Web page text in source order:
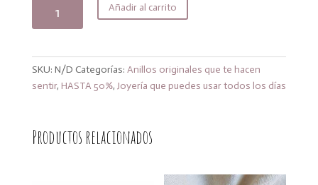
trenza
Añadir al carrito
SKU: N/D Categorías: Anillos originales que te hacen
sentir, HASTA 50%, Joyería que puedes usar todos los días
Productos relacionados